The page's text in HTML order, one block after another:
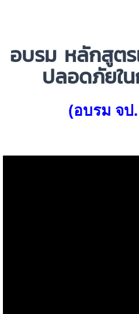
อบรม หลักสูตร
ปลอดภัยใ
(อบรม จป